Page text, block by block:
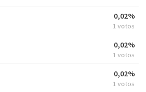
0,02%
1 votos
0,02%
1 votos
0,02%
1 votos